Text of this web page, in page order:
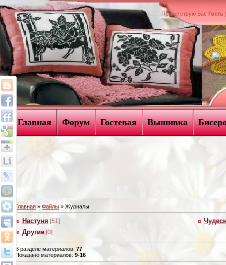
Форма входа
Приветствую Вас Гость
Главная Форум Гостевая Вышивка
Главная » Файлы » Журналы
Настуня [51]
Другие [0]
В разделе материалов: 77
Показано материалов: 9-16